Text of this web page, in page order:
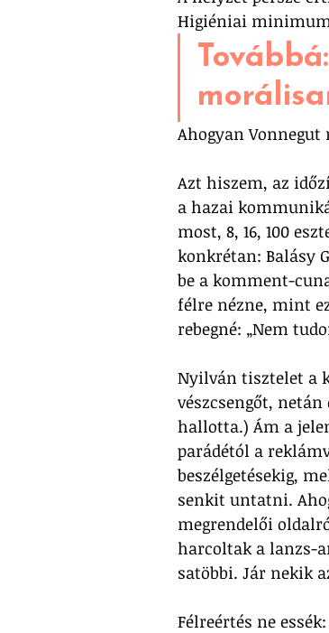
Higiéniai
Ahogyan Vonnegut
Azt hiszem, az
a hazai
most, 8, 16, 100
konkrétan: Balásy
be a komment-
félre nézne, mint
rebegné: „Nem
Nyilván tisztelet a
vészcsengőt,
hallotta.) Ám a
parádétól a
beszélgetésekig,
senkit untatni.
megrendelői
harcoltak a lanzs-
satöbbi. Jár nekik
Félreértés ne